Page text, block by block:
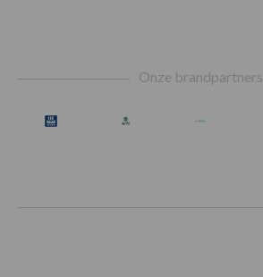
Onze brandpartners